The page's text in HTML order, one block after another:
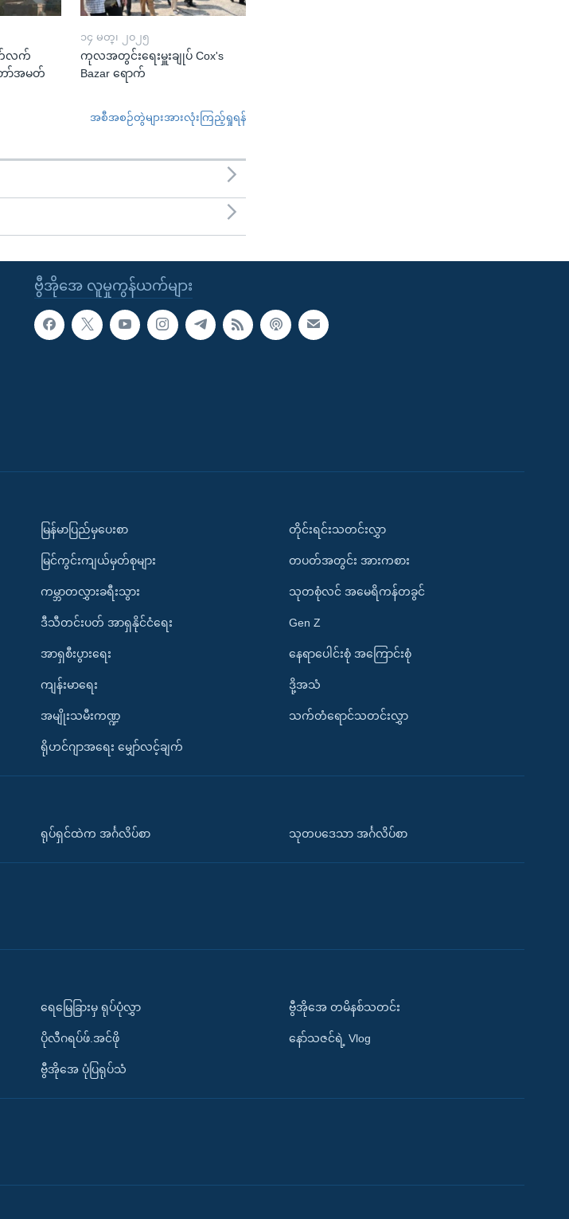
လက်
ာ်အမတ်
၁၄ မတ္၊ ၂၀၂၅
ကုလအတွင်းရေးမှူးချုပ် Cox's
Bazar ရောက်
အစီအစဉ်တွဲများအားလုံးကြည့်ရှုရန်
ဗွီအိုအေ လူမှုကွန်ယက်များ
မြန်မာပြည်မှပေးစာ
မြင်ကွင်းကျယ်မှတ်စုများ
ကမ္ဘာတလွှားခရီးသွား
ဒီသီတင်းပတ် အာရှနိုင်ငံရေး
အာရှစီးပွားရေး
ကျန်းမာရေး
အမျိုးသမီးကဏ္ဍ
ရိုဟင်ဂျာအရေး မျှော်လင့်ချက်
တိုင်းရင်းသတင်းလွှာ
တပတ်အတွင်း အားကစား
သုတစုံလင် အမေရိကန်တခွင်
Gen Z
နေရာပေါင်းစုံ အကြောင်းစုံ
ဒို့အသံ
သက်တံရောင်သတင်းလွှာ
ရုပ်ရှင်ထဲက အင်္ဂလိပ်စာ သုတပဒေသာ အင်္ဂလိပ်စာ
ရေမြေခြားမှ ရုပ်ပုံလွှာ
ပိုလီဂရပ်ဖ်.အင်ဖို
ဗွီအိုအေ ပုံပြရုပ်သံ
ဗွီအိုအေ တမိနစ်သတင်း
နော်သဇင်ရဲ့ Vlog